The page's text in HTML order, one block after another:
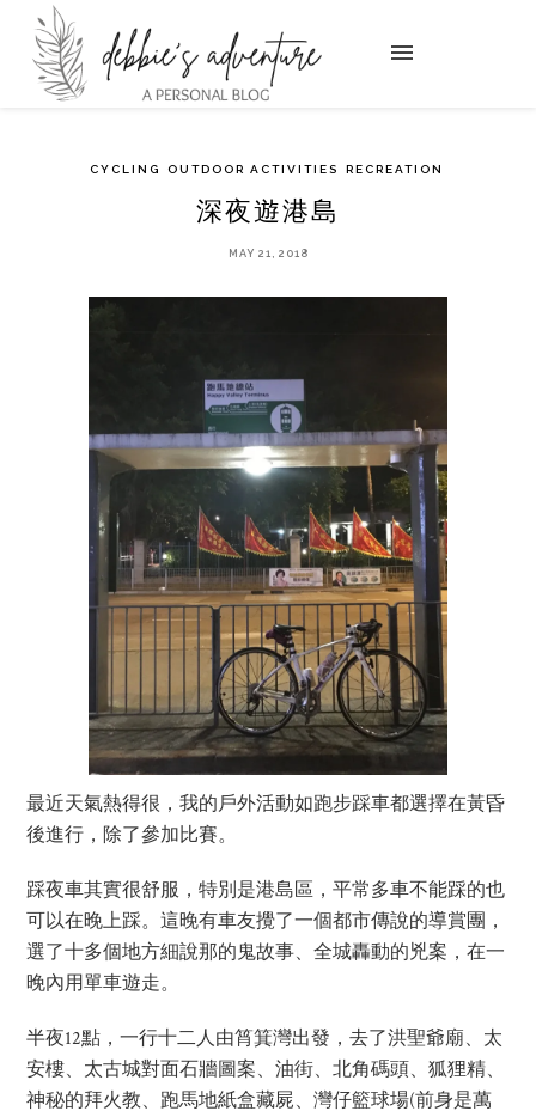
CYCLING OUTDOOR ACTIVITIES RECREATION
深夜遊港島
MAY 21, 2018
最近天氣熱得很，我的戶外活動如跑步踩車都選擇在黃昏
後進行，除了參加比賽。
踩夜車其實很舒服，特別是港島區，平常多車不能踩的也
可以在晚上踩。這晚有車友攪了一個都市傳說的導賞團，
選了十多個地方細說那的鬼故事、全城轟動的兇案，在一
晚內用單車遊走。
半夜12點，一行十二人由筲箕灣出發，去了洪聖爺廟、太
安樓、太古城對面石牆圖案、油街、北角碼頭、狐狸精、
神秘的拜火教、跑馬地紙盒藏屍、灣仔籃球場(前身是萬